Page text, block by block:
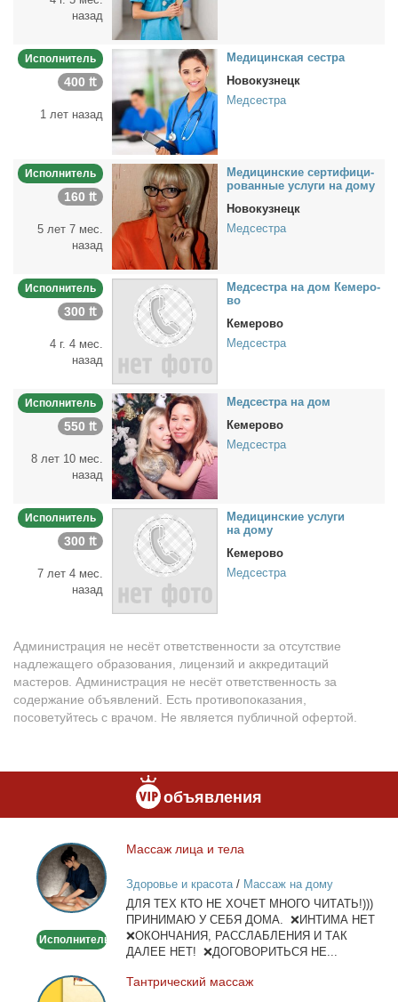
назад
Исполнитель
400 ₶
1 лет назад
Ме­ди­цин­ская сест­ра
Новокузнецк
Медсестра
Исполнитель
160 ₶
5 лет 7 мес.
назад
Ме­ди­цин­ские сер­ти­фи­ци­
ро­ван­ные услу­ги на до­му
Новокузнецк
Медсестра
Исполнитель
300 ₶
4 г. 4 мес.
назад
Мед­сест­ра на дом Ке­ме­ро­
во
Кемерово
Медсестра
Исполнитель
550 ₶
8 лет 10 мес.
назад
Мед­сест­ра на дом
Кемерово
Медсестра
Исполнитель
300 ₶
7 лет 4 мес.
назад
Ме­ди­цин­ские услу­ги
на до­му
Кемерово
Медсестра
Администрация не несёт ответственности за отсутствие
надлежащего образования, лицензий и аккредитаций
мастеров. Администрация не несёт ответственность за
содержание объявлений. Есть противопоказания,
посоветуйтесь с врачом. Не является публичной офертой.
объявления
Массаж
лица
и
тела
Исполнитель
Мас­саж ли­ца и те­ла
Здоровье и красота/ Массаж на дому
ДЛЯ ТЕХ КТО НЕ ХОЧЕТ МНОГО ЧИТАТЬ!)))
ПРИНИМАЮ У СЕБЯ ДОМА. ❌ИНТИМА НЕТ
❌ОКОНЧАНИЯ, РАССЛАБЛЕНИЯ И ТАК
ДАЛЕЕ НЕТ! ❌ДОГОВОРИТЬСЯ НЕ...
Тантрический
Тан­три­че­ский мас­саж